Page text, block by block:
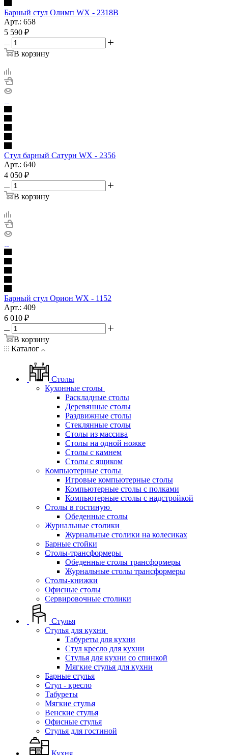
Барный стул Олимп WX - 2318B
Арт.: 658
5 590 ₽
В корзину
Стул барный Сатурн WX - 2356
Арт.: 640
4 050 ₽
В корзину
Барный стул Орион WX - 1152
Арт.: 409
6 010 ₽
В корзину
Каталог
Столы
Кухонные столы
Раскладные столы
Деревянные столы
Раздвижные столы
Стеклянные столы
Столы из массива
Столы на одной ножке
Столы с камнем
Столы с ящиком
Компьютерные столы
Игровые компьютерные столы
Компьютерные столы с полками
Компьютерные столы с надстройкой
Столы в гостиную
Обеденные столы
Журнальные столики
Журнальные столики на колесиках
Барные стойки
Столы-трансформеры
Обеденные столы трансформеры
Журнальные столы трансформеры
Столы-книжки
Офисные столы
Сервировочные столики
Стулья
Стулья для кухни
Табуреты для кухни
Стул кресло для кухни
Стулья для кухни со спинкой
Мягкие стулья для кухни
Барные стулья
Стул - кресло
Табуреты
Мягкие стулья
Венские стулья
Офисные стулья
Стулья для гостиной
Кухня